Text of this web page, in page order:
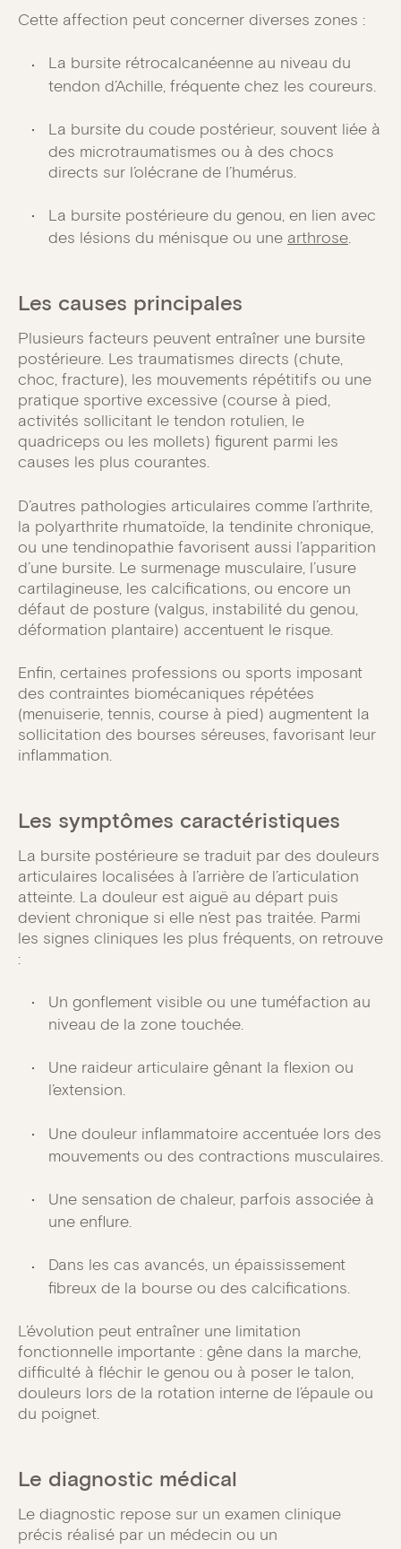
Cette affection peut concerner diverses zones :
La bursite rétrocalcanéenne au niveau du
tendon d’Achille, fréquente chez les coureurs.
La bursite du coude postérieur, souvent liée à
des microtraumatismes ou à des chocs
directs sur l’olécrane de l’humérus.
La bursite postérieure du genou, en lien avec
des lésions du ménisque ou une arthrose.
Les causes principales
Plusieurs facteurs peuvent entraîner une bursite
postérieure. Les traumatismes directs (chute,
choc, fracture), les mouvements répétitifs ou une
pratique sportive excessive (course à pied,
activités sollicitant le tendon rotulien, le
quadriceps ou les mollets) figurent parmi les
causes les plus courantes.
D’autres pathologies articulaires comme l’arthrite,
la polyarthrite rhumatoïde, la tendinite chronique,
ou une tendinopathie favorisent aussi l’apparition
d’une bursite. Le surmenage musculaire, l’usure
cartilagineuse, les calcifications, ou encore un
défaut de posture (valgus, instabilité du genou,
déformation plantaire) accentuent le risque.
Enfin, certaines professions ou sports imposant
des contraintes biomécaniques répétées
(menuiserie, tennis, course à pied) augmentent la
sollicitation des bourses séreuses, favorisant leur
inflammation.
Les symptômes caractéristiques
La bursite postérieure se traduit par des douleurs
articulaires localisées à l’arrière de l’articulation
atteinte. La douleur est aiguë au départ puis
devient chronique si elle n’est pas traitée. Parmi
les signes cliniques les plus fréquents, on retrouve
:
Un gonflement visible ou une tuméfaction au
niveau de la zone touchée.
Une raideur articulaire gênant la flexion ou
l’extension.
Une douleur inflammatoire accentuée lors des
mouvements ou des contractions musculaires.
Une sensation de chaleur, parfois associée à
une enflure.
Dans les cas avancés, un épaississement
fibreux de la bourse ou des calcifications.
L’évolution peut entraîner une limitation
fonctionnelle importante : gêne dans la marche,
difficulté à fléchir le genou ou à poser le talon,
douleurs lors de la rotation interne de l’épaule ou
du poignet.
Le diagnostic médical
Le diagnostic repose sur un examen clinique
précis réalisé par un médecin ou un